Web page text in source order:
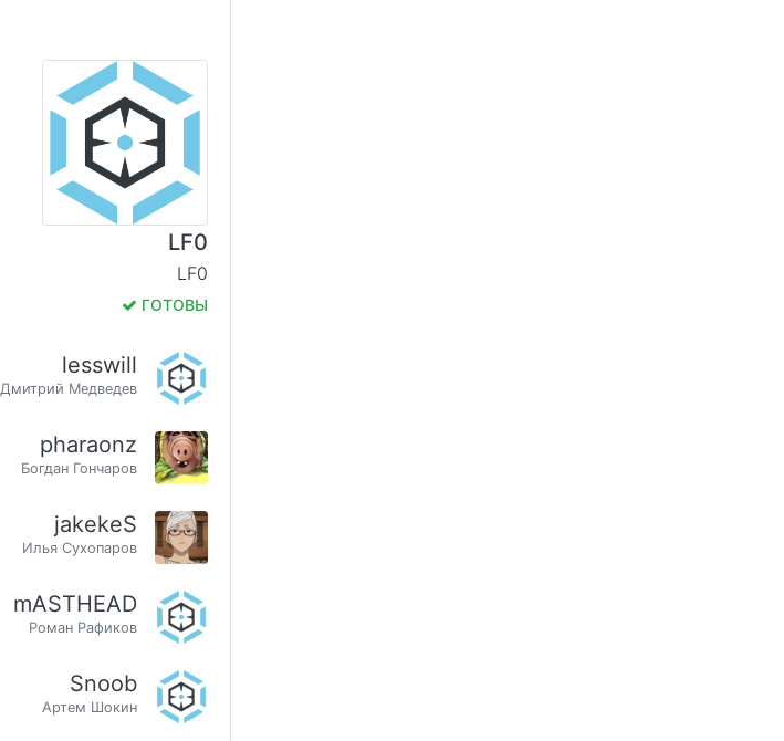
LF0
LF0
ГОТОВЫ
lesswill
Дмитрий Медведев
pharaonz
Богдан Гончаров
jakekeS
Илья Сухопаров
mASTHEAD
Роман Рафиков
Snoob
Артем Шокин